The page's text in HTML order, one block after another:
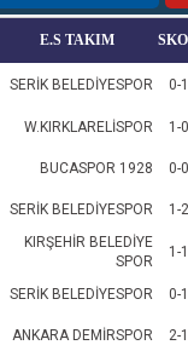
E.S TAKIM
SERİK BELEDİYESPOR 0-1
W.KIRKLARELİSPOR 1-0
BUCASPOR 1928 0-0
SERİK BELEDİYESPOR 1-2
KIRŞEHİR BELEDİYE
SPOR
1-1
SERİK BELEDİYESPOR 0-1
ANKARA DEMİRSPOR 2-1